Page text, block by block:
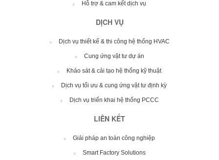
Hỗ trợ & cam kết dịch vụ
DỊCH VỤ
Dịch vụ thiết kế & thi công hệ thống HVAC
Cung ứng vật tư dự án
Khảo sát & cải tạo hệ thống kỹ thuật
Dịch vụ tối ưu & cung ứng vật tư định kỳ
Dịch vụ triển khai hệ thống PCCC
LIÊN KẾT
Giải pháp an toàn công nghiệp
Smart Factory Solutions